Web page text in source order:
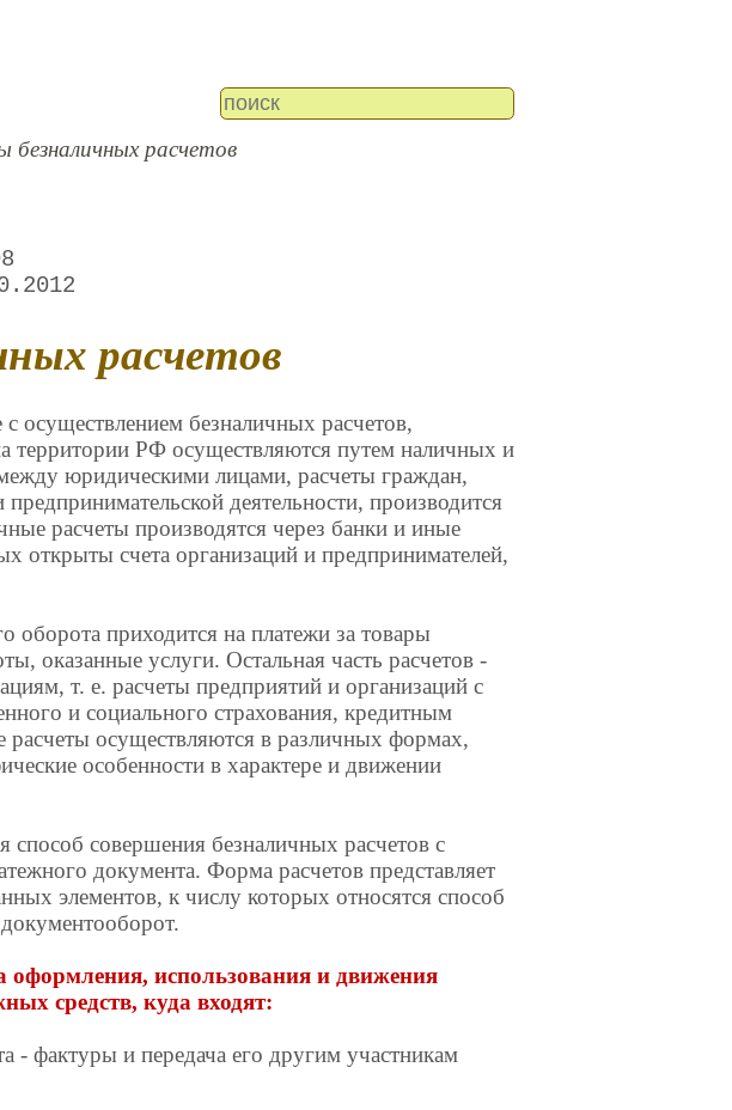
безналичных расчетов
расчетов
осуществлением безналичных расчетов,
РФ осуществляются путем наличных и
юридическими лицами, расчеты граждан,
деятельности, производится
расчеты производятся через банки и иные
открыты счета организаций и предпринимателей,
оборота приходится на платежи за товары
оказанные услуги. Остальная часть расчетов -
т. е. расчеты предприятий и организаций с
и социального страхования, кредитным
осуществляются в различных формах,
особенности в характере и движении
совершения безналичных расчетов с
документа. Форма расчетов представляет
элементов, к числу которых относятся способ
оформления, использования и движения
средств, куда входят:
- фактуры и передача его другим участникам